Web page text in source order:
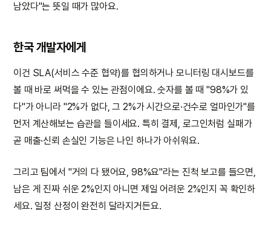
남았다"는 뜻일 때가 많아요.
한국 개발자에게
이건 SLA(서비스 수준 협약)를 협의하거나 모니터링 대시보드를
볼 때 바로 써먹을 수 있는 관점이에요. 숫자를 볼 때 "98%가 있
다"가 아니라 "2%가 없다, 그 2%가 시간으로·건수로 얼마인가"를
먼저 계산해보는 습관을 들이세요. 특히 결제, 로그인처럼 실패가
곧 매출·신뢰 손실인 기능은 나인 하나가 아쉬워요.
그리고 팀에서 "거의 다 됐어요, 98%요"라는 진척 보고를 들으면,
남은 게 진짜 쉬운 2%인지 아니면 제일 어려운 2%인지 꼭 확인하
세요. 일정 산정이 완전히 달라지거든요.